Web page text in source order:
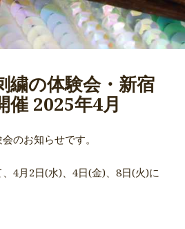
繍の体験会・新宿
催 2025年4月
のお知らせです。
4月2日(水)、4日(金)、8日(火)に